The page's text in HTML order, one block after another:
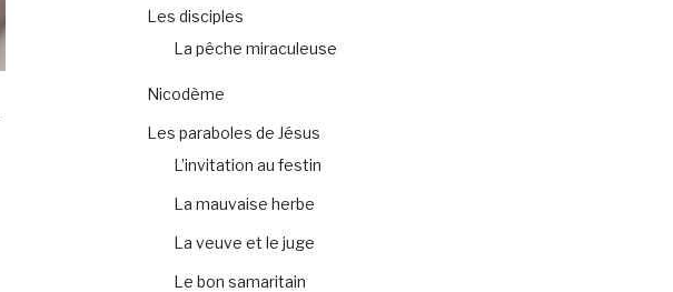
Les disciples
La pêche miraculeuse
Nicodème
Les paraboles de Jésus
L’invitation au festin
La mauvaise herbe
La veuve et le juge
Le bon samaritain